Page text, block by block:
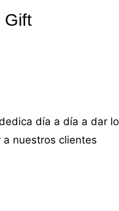
Gift
día a día a dar lo
nuestros clientes